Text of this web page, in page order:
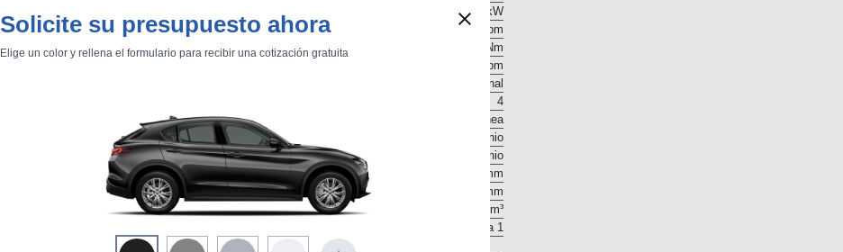
Solicite su presupuesto ahora
Elige un color y rellena el formulario para recibir una cotización gratuita
Gasóleo
209 CV / 154 kW
3.750 rpm
470 Nm
1.750 rpm
Delantero longitudinal
4
En línea
Aluminio
Aluminio
83 mm
99 mm
2.143 cm³